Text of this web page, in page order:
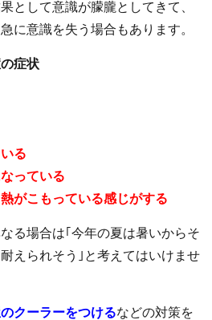
として意識が朦朧としてきて、
に意識を失う場合もあります。
症状
る
っている
がこもっている感じがする
る場合は｢今年の夏は暑いからそ
えられそう｣と考えてはいけませ
クーラーをつけるなどの対策を